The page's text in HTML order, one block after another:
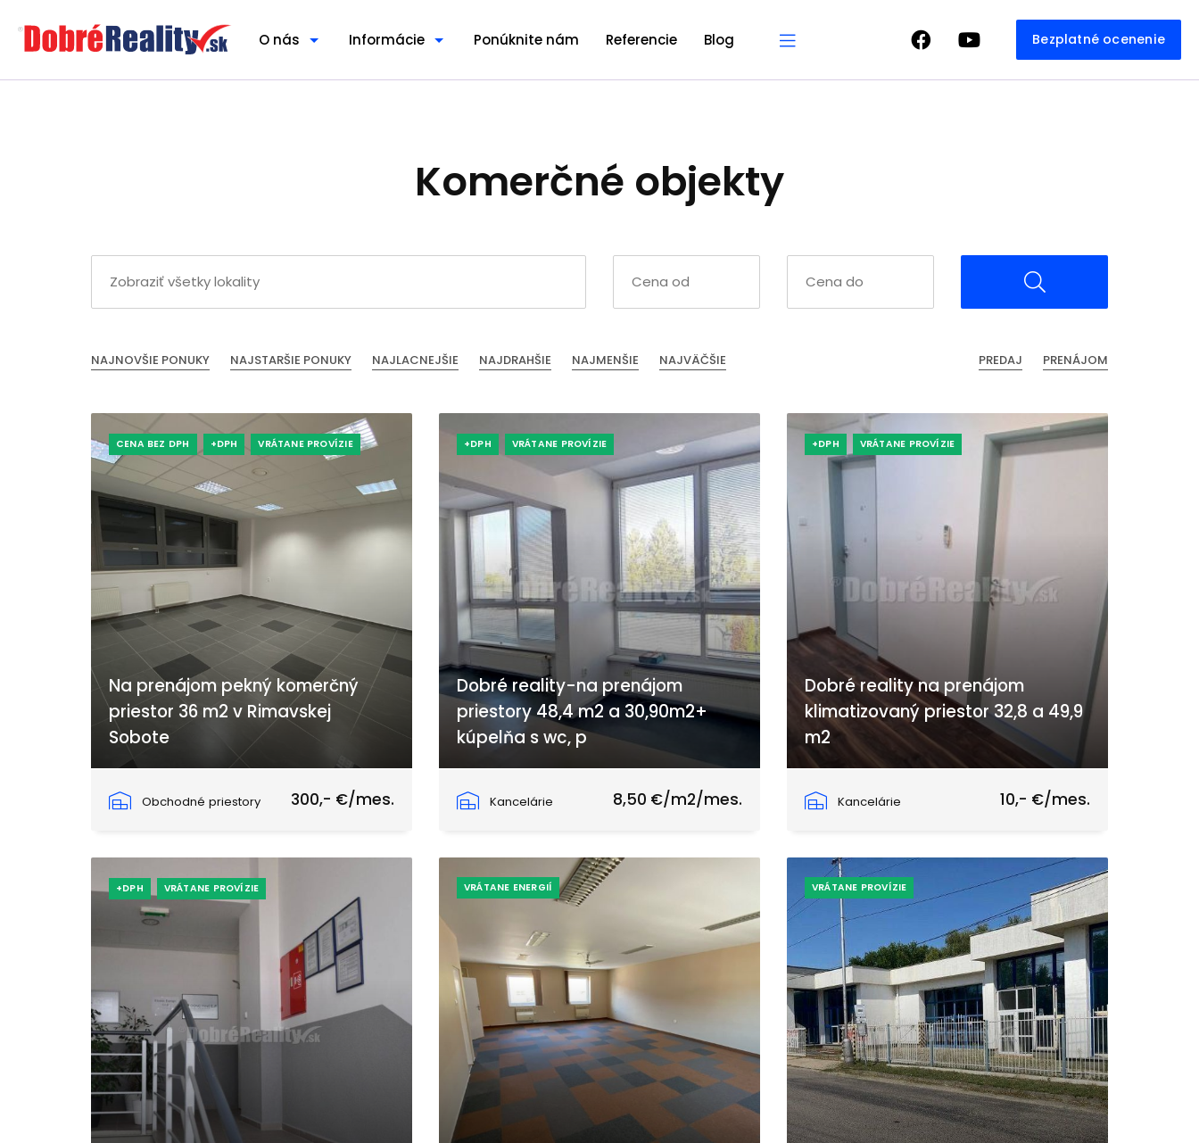
O nás Informácie Ponúknite nám Referencie Blog Bezplatné ocenenie
Komerčné objekty
NAJNOVŠIE PONUKY NAJSTARŠIE PONUKY NAJLACNEJŠIE NAJDRAHŠIE NAJMENŠIE NAJVÄČŠIE PREDAJ PRENÁJOM
CENA BEZ DPH +DPH VRÁTANE PROVÍZIE
Na prenájom pekný komerčný
priestor 36 m2 v Rimavskej
Sobote
Obchodné priestory
300,- €/mes.
+DPH VRÁTANE PROVÍZIE
Dobré reality-na prenájom
priestory 48,4 m2 a 30,90m2+
kúpelňa s wc, p
Kancelárie
8,50 €/m2/mes.
+DPH VRÁTANE PROVÍZIE
Dobré reality na prenájom
klimatizovaný priestor 32,8 a 49,9
m2
Kancelárie
10,- €/mes.
+DPH VRÁTANE PROVÍZIE VRÁTANE ENERGIÍ VRÁTANE PROVÍZIE